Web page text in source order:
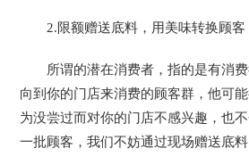
2.限额赠送底料，用美味转换顾客
所谓的潜在消费者，指的是有消
向到你的门店来消费的顾客群，他可
为没尝过而对你的门店不感兴趣，也
一批顾客，我们不妨通过现场赠送底